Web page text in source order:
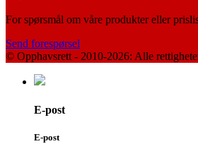
For spørsmål om våre produkter eller
Send forespørsel
© Opphavsrett - 2010-2026: Alle
E-post
E-post